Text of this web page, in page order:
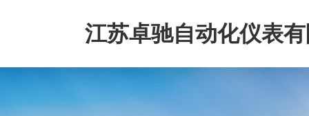
江苏卓驰自动化仪表